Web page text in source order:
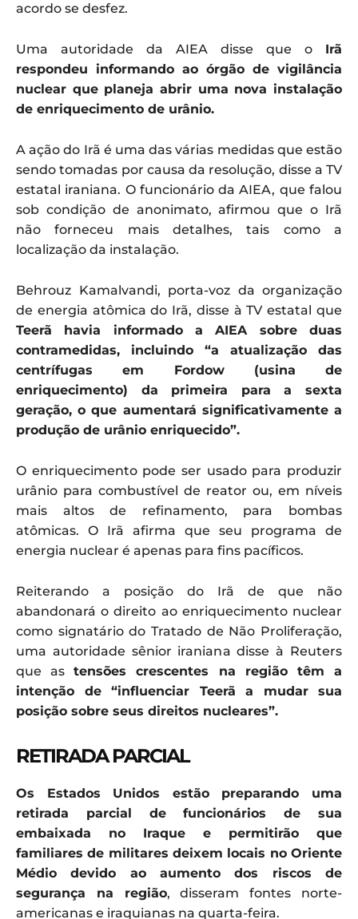
acordo se desfez.
Uma autoridade da AIEA disse que o Irã
respondeu informando ao órgão de vigilância
nuclear que planeja abrir uma nova instalação
de enriquecimento de urânio.
A ação do Irã é uma das várias medidas que estão
sendo tomadas por causa da resolução, disse a TV
estatal iraniana. O funcionário da AIEA, que falou
sob condição de anonimato, afirmou que o Irã
não forneceu mais detalhes, tais como a
localização da instalação.
Behrouz Kamalvandi, porta-voz da organização
de energia atômica do Irã, disse à TV estatal que
Teerã havia informado a AIEA sobre duas
contramedidas, incluindo “a atualização das
centrífugas em Fordow (usina de
enriquecimento) da primeira para a sexta
geração, o que aumentará significativamente a
produção de urânio enriquecido”.
O enriquecimento pode ser usado para produzir
urânio para combustível de reator ou, em níveis
mais altos de refinamento, para bombas
atômicas. O Irã afirma que seu programa de
energia nuclear é apenas para fins pacíficos.
Reiterando a posição do Irã de que não
abandonará o direito ao enriquecimento nuclear
como signatário do Tratado de Não Proliferação,
uma autoridade sênior iraniana disse à Reuters
que astensões crescentes na região têm a
intenção de “influenciar Teerã a mudar sua
posição sobre seus direitos nucleares”.
RETIRADA PARCIAL
Os Estados Unidos estão preparando uma
retirada parcial de funcionários de sua
embaixada no Iraque e permitirão que
familiares de militares deixem locais no Oriente
Médio devido ao aumento dos riscos de
segurança na região, disseram fontes norte-
americanas e iraquianas na quarta-feira.